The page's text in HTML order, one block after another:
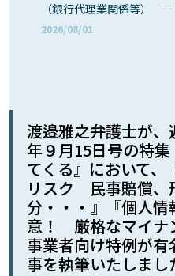
（銀行代理業関係等） ―
2026/08/01
渡邉雅之弁護士が
年９月15日号の特
てくる』において、
リスク 民事賠償、
分・・・』『個人
意！ 厳格なマイ
事業者向け特例が
事を執筆いたしまし